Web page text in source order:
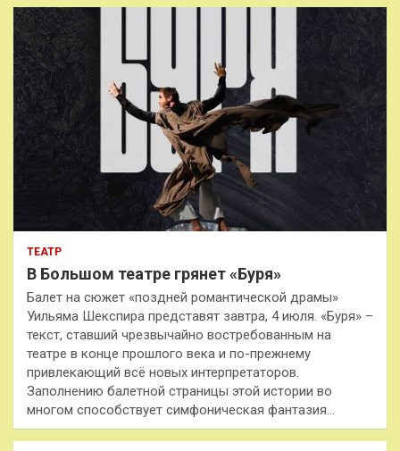
ТЕАТР
В Большом театре грянет «Буря»
Балет на сюжет «поздней романтической драмы»
Уильяма Шекспира представят завтра, 4 июля. «Буря» –
текст, ставший чрезвычайно востребованным на
театре в конце прошлого века и по-прежнему
привлекающий всё новых интерпретаторов.
Заполнению балетной страницы этой истории во
многом способствует симфоническая фантазия…